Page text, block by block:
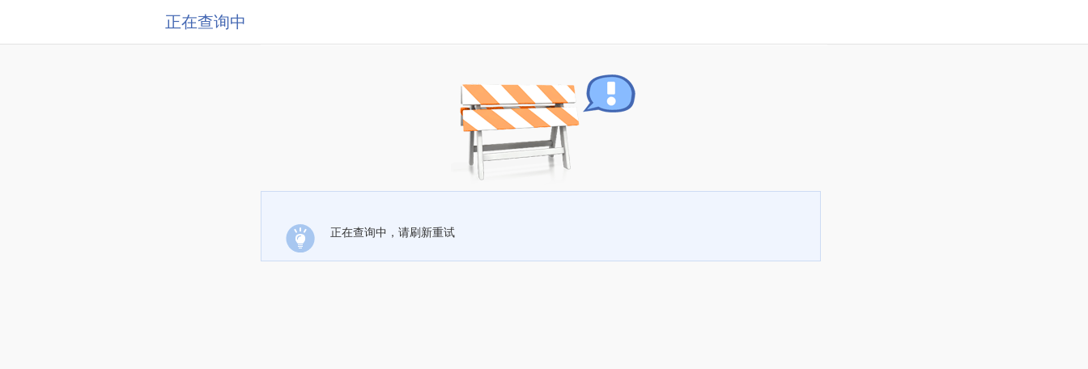
正在查询中
正在查询中，请刷新重试